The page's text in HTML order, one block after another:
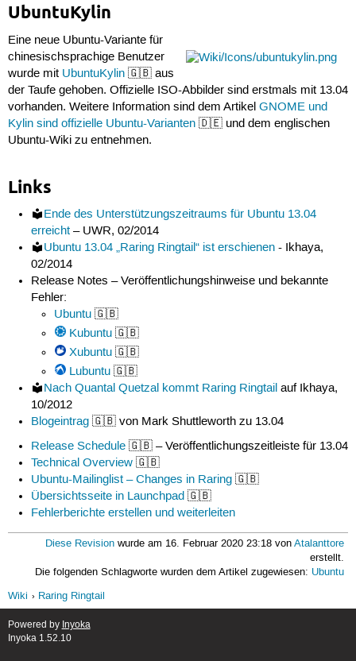
UbuntuKylin
Eine neue Ubuntu-Variante für
chinesischsprachige Benutzer
wurde mit UbuntuKylin🇬🇧 aus
der Taufe gehoben. Offizielle ISO-Abbilder sind erstmals mit 13.04
vorhanden. Weitere Information sind dem Artikel GNOME und
Kylin sind offizielle Ubuntu-Varianten🇩🇪 und dem englischen
Ubuntu-Wiki zu entnehmen.
Links
Ende des Unterstützungszeitraums für Ubuntu 13.04
erreicht – UWR, 02/2014
Ubuntu 13.04 „Raring Ringtail“ ist erschienen - Ikhaya,
02/2014
Release Notes – Veröffentlichungshinweise und bekannte
Fehler:
Ubuntu 🇬🇧
Kubuntu 🇬🇧
Xubuntu 🇬🇧
Lubuntu 🇬🇧
Nach Quantal Quetzal kommt Raring Ringtail auf Ikhaya,
10/2012
Blogeintrag 🇬🇧 von Mark Shuttleworth zu 13.04
Release Schedule 🇬🇧 – Veröffentlichungszeitleiste für 13.04
Technical Overview 🇬🇧
Ubuntu-Mailinglist – Changes in Raring 🇬🇧
Übersichtsseite in Launchpad 🇬🇧
Fehlerberichte erstellen und weiterleiten
Diese Revision wurde am 16. Februar 2020 23:18 vonAtalanttore
erstellt.
Die folgenden Schlagworte wurden dem Artikel zugewiesen: Ubuntu
Wiki
Raring Ringtail
Powered by Inyoka
Inyoka 1.52.10